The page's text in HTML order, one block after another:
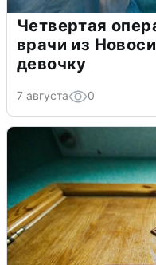
Четвертая
врачи из
девочку
7 августа 0